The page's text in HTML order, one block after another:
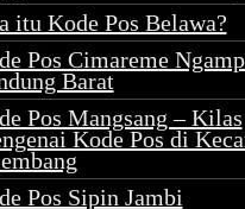
itu Kode Pos Belawa?
Pos Cimareme
Barat
Pos Mangsang – Kilas
Kode Pos di
Pos Sipin Jambi